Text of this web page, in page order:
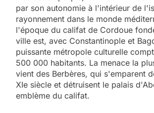
par son autonomie à l'intérieur de
rayonnement dans le monde
l'époque du califat de Cordoue
ville est, avec Constantinople et
puissante métropole culturelle
500 000 habitants. La menace la
vient des Berbères, qui s'emparent
XIe siècle et détruisent le palais
emblème du califat.